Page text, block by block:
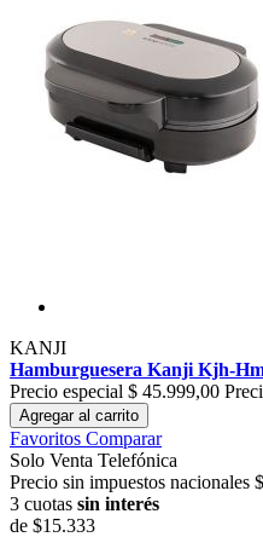
KANJI
Hamburguesera Kanji Kjh-
Precio especial $ 45.999,00
Agregar al carrito
Favoritos Comparar
Solo Venta Telefónica
Precio sin impuestos nacionales
3 cuotas sin interés
de $15.333